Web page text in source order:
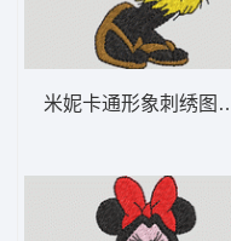
米妮卡通形象刺绣图